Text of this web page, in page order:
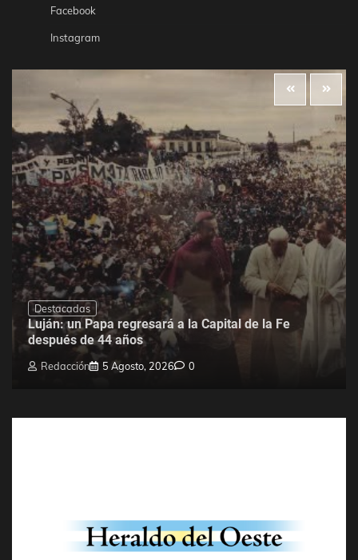
Facebook
Instagram
Destacadas
Luján: un Papa regresará a la Capital de la Fe
después de 44 años
Redacción 5 Agosto, 2026 0